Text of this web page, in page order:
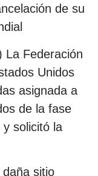
de su
La Federación
Unidos
asignada a
de la fase
solicitó la
sitio